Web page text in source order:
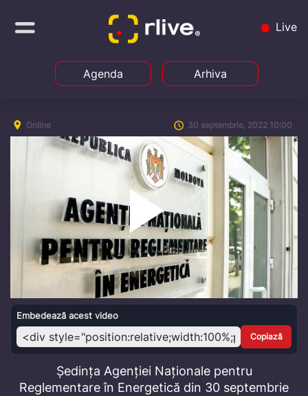
Live
Agenda Arhiva
Online 30 septembrie, 2022 10:00
Play
Video
Embedează acest video
Copiază
Ședința Agenției Naționale pentru
Reglementare în Energetică din 30 septembrie